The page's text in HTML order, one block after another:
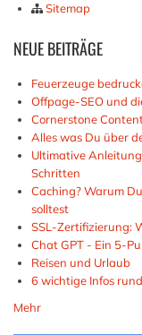
Sitemap
NEUEBEITRÄGE
Feuerzeuge
Offpage-SEO und
Cornerstone
Alles was Du über
Ultimative
Schritten
Caching? Warum
solltest
SSL-Zertifizierung:
Chat GPT - Ein 5-
Reisen und Urlaub
6 wichtige Infos
Mehr